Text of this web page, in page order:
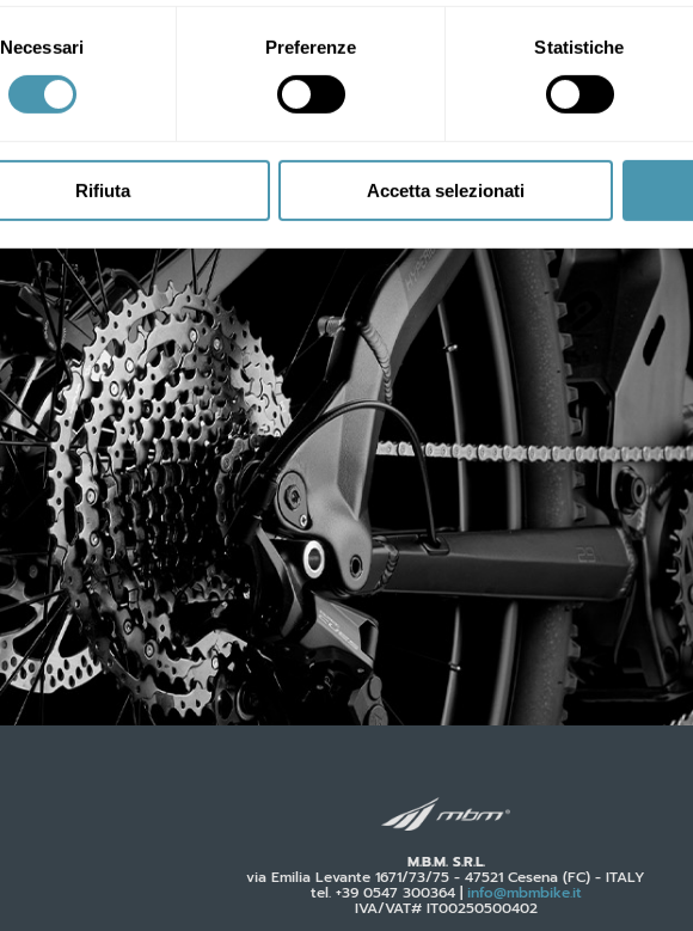
Necessari Preferenze Statistiche
Rifiuta Accetta selezionati
Segui le nostre storie 
M.B.M. S.R.L.
via Emilia Levante 1671/73/75 - 47521 Cesena (FC) - ITALY
tel. +39 0547 300364 | info@mbmbike.it
IVA/VAT# IT00250500402